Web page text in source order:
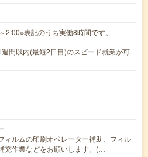
2:00※表記のうち実働8時間です。
間以内(最短2日目)のスピード就業が可
ィルムの印刷オペレーター補助、フィル
充作業などをお願いします。(…